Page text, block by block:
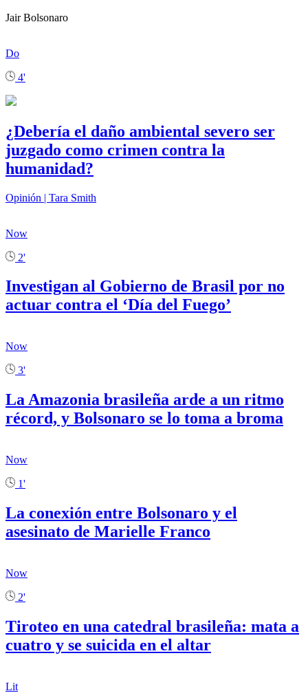
Jair Bolsonaro
Do
4'
¿Debería el daño ambiental severo ser
juzgado como crimen contra la
humanidad?
Opinión | Tara Smith
Now
2'
Investigan al Gobierno de Brasil por no
actuar contra el ‘Día del Fuego’
Now
3'
La Amazonia brasileña arde a un ritmo
récord, y Bolsonaro se lo toma a broma
Now
1'
La conexión entre Bolsonaro y el
asesinato de Marielle Franco
Now
2'
Tiroteo en una catedral brasileña: mata a
cuatro y se suicida en el altar
Lit